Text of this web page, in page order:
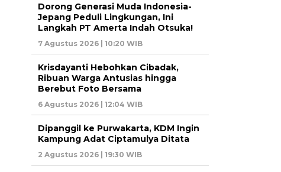
Dorong Generasi Muda Indonesia-
Jepang Peduli Lingkungan, Ini
Langkah PT Amerta Indah Otsuka!
7 Agustus 2026 | 10:20 WIB
Krisdayanti Hebohkan Cibadak,
Ribuan Warga Antusias hingga
Berebut Foto Bersama
6 Agustus 2026 | 12:04 WIB
Dipanggil ke Purwakarta, KDM Ingin
Kampung Adat Ciptamulya Ditata
2 Agustus 2026 | 19:30 WIB